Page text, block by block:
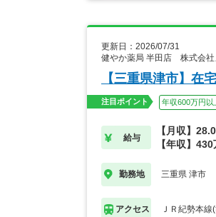
更新日：2026/07/31
健やか薬局 半田店 株式会社
【三重県津市】在
注目ポイント 年収600万円以
給与
【月収】
【年収】
勤務地 三重県 津市
アクセス ＪＲ紀勢本